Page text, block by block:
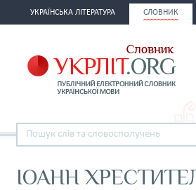
УКРАЇНСЬКА ЛІТЕРАТУРА СЛОВНИК
ІОАНН